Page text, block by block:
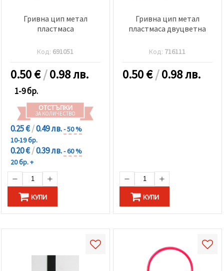
Гривна цип метал
пластмаса
Код: 691051
0.50€/0.98 лв.
1-9 бр.
ОТСТЪПКИ
ЗА КОЛИЧЕСТВО
0.25 €/0.49 лв.- 50 %
10-19 бр.
0.20 €/0.39 лв.- 60 %
20 бр. +
КУПИ
Гривна цип метал
пластмаса двуцветна
Код: 716111
0.50€/0.98 лв.
КУПИ